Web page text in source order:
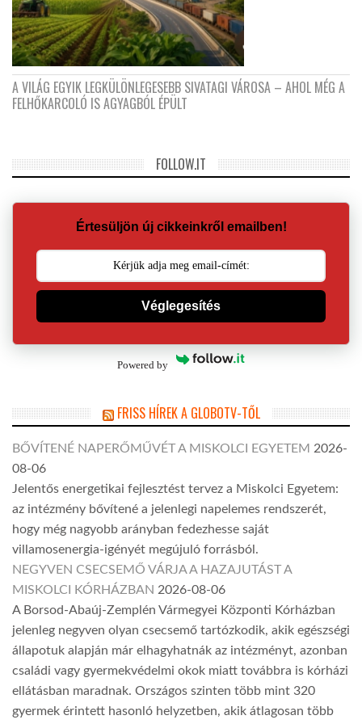
A VILÁG EGYIK LEGKÜLÖNLEGESEBB SIVATAGI VÁROSA – AHOL MÉG A
FELHŐKARCOLÓ IS AGYAGBÓL ÉPÜLT
FOLLOW.IT
Értesüljön új cikkeinkről emailben!
Véglegesítés
Powered by
FRISS HÍREK A GLOBOTV-TŐL
BŐVÍTENÉ NAPERŐMŰVÉT A MISKOLCI EGYETEM 2026-
08-06
Jelentős energetikai fejlesztést tervez a Miskolci Egyetem:
az intézmény bővítené a jelenlegi napelemes rendszerét,
hogy még nagyobb arányban fedezhesse saját
villamosenergia-igényét megújuló forrásból.
NEGYVEN CSECSEMŐ VÁRJA A HAZAJUTÁST A
MISKOLCI KÓRHÁZBAN 2026-08-06
A Borsod-Abaúj-Zemplén Vármegyei Központi Kórházban
jelenleg negyven olyan csecsemő tartózkodik, akik egészségi
állapotuk alapján már elhagyhatnák az intézményt, azonban
családi vagy gyermekvédelmi okok miatt továbbra is kórházi
ellátásban maradnak. Országos szinten több mint 320
gyermek érintett hasonló helyzetben, akik átlagosan több